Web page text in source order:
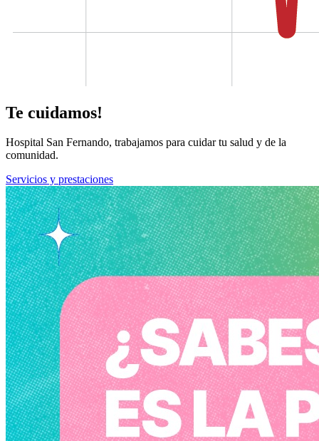
Te cuidamos!
Hospital San Fernando, trabajamos para cuidar tu salud y de la
comunidad.
Servicios y prestaciones